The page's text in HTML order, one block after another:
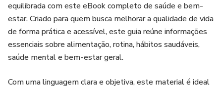
equilibrada com este eBook completo de saúde e bem-
estar. Criado para quem busca melhorar a qualidade de vida
de forma prática e acessível, este guia reúne informações
essenciais sobre alimentação, rotina, hábitos saudáveis,
saúde mental e bem-estar geral.
Com uma linguagem clara e objetiva, este material é ideal